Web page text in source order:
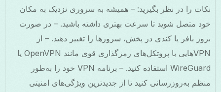
نکات را در نظر بگیرید: – همیشه به سروری نزدیک به مکان
خود متصل شوید تا سرعت بهتری داشته باشید. – در صورت
بروز بافر یا کندی در پخش، سرورها را تغییر دهید. – از
VPNهایی با پروتکل‌های رمزگذاری قوی مانند OpenVPN یا
WireGuard استفاده کنید. – برنامه VPN خود را به‌طور
منظم به‌روزرسانی کنید تا از جدیدترین ویژگی‌های امنیتی